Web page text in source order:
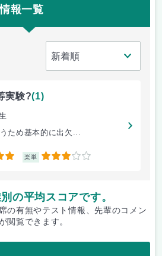
報一覧
実験?(1)
ため基本的に出欠...
楽単 3
の平均スコアです。
の有無やテスト情報、先輩のコメン
閲覧できます。